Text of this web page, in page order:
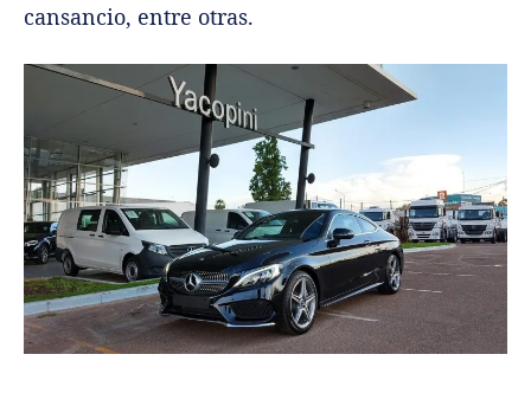
cansancio, entre otras.